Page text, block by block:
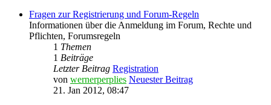
Fragen zur Registrierung und Forum-Regeln
Informationen über die Anmeldung im Forum, Rechte und
Pflichten, Forumsregeln
1 Themen
1 Beiträge
Letzter Beitrag Registration
von wernerperplies Neuester Beitrag
21. Jan 2012, 08:47